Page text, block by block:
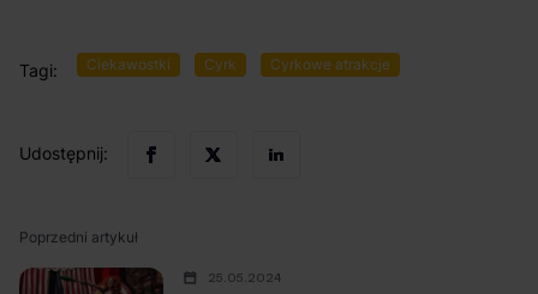
Tagi: Ciekawostki Cyrk Cyrkowe atrakcje
Udostępnij:
Poprzedni artykuł
25.05.2024